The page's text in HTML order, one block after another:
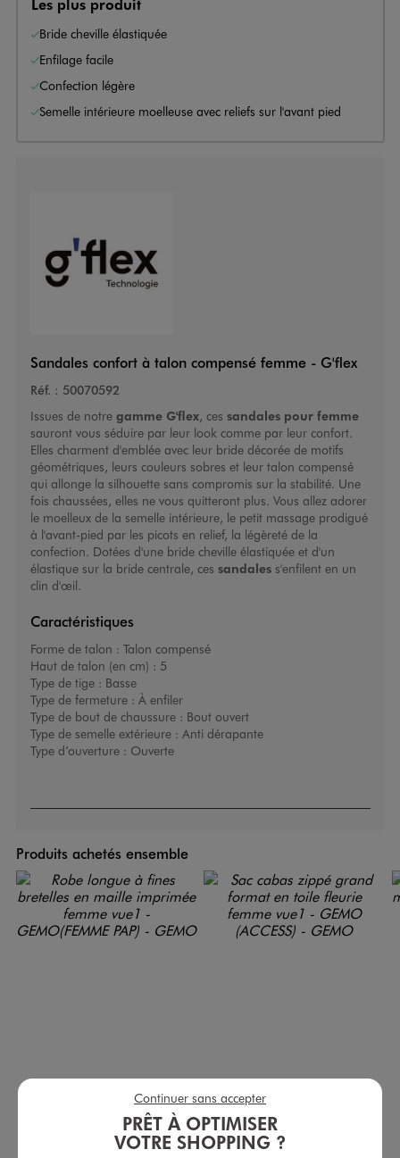
Les plus produit
Bride cheville élastiquée
Enfilage facile
Confection légère
Semelle intérieure moelleuse avec reliefs sur l'avant pied
Sandales confort à talon compensé femme - G'flex
Réf. : 50070592
Issues de notre gamme G'flex, ces sandales pour femme
sauront vous séduire par leur look comme par leur confort.
Elles charment d'emblée avec leur bride décorée de motifs
géométriques, leurs couleurs sobres et leur talon compensé
qui allonge la silhouette sans compromis sur la stabilité. Une
fois chaussées, elles ne vous quitteront plus. Vous allez adorer
le moelleux de la semelle intérieure, le petit massage prodigué
à l'avant-pied par les picots en relief, la légèreté de la
confection. Dotées d'une bride cheville élastiquée et d'un
élastique sur la bride centrale, ces sandales s'enfilent en un
clin d'œil.
Caractéristiques
Forme de talon : Talon compensé
Haut de talon (en cm) : 5
Type de tige : Basse
Type de fermeture : À enfiler
Type de bout de chaussure : Bout ouvert
Type de semelle extérieure : Anti dérapante
Type d’ouverture : Ouverte
Produits achetés ensemble
Robe longue à fines bretelles en maille imprimée femme
32,99 €
Sac cabas zippé grand format en toile fleurie femme
19,99 €
PRÊT À OPTIMISER
VOTRE SHOPPING ?
Continuer sans accepter